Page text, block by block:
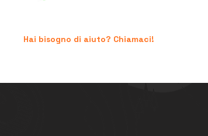
Hai bisogno di aiuto? Chiamaci!